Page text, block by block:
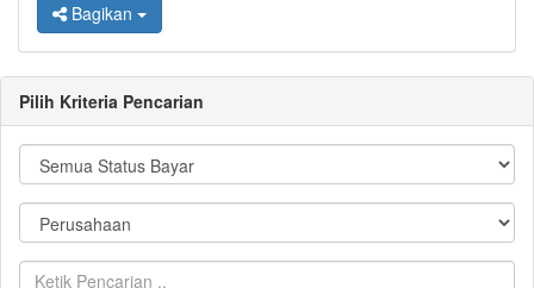
Bagikan
Pilih Kriteria Pencarian